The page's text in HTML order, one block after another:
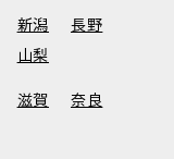
新潟
長野
山梨
滋賀
奈良